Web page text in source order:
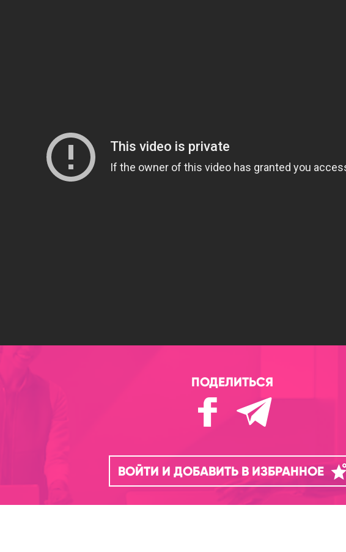
ПОДЕЛИТЬСЯ
ВОЙТИ И ДОБАВИТЬ В ИЗБРАННОЕ